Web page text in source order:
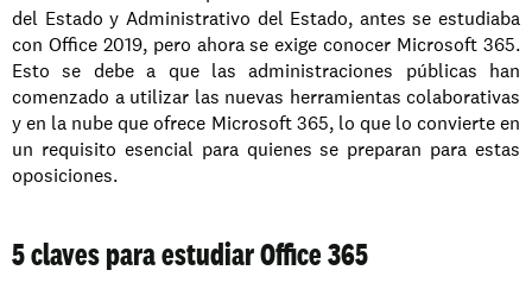
del Estado y Administrativo del Estado, antes se estudiaba
con Office 2019, pero ahora se exige conocer Microsoft 365.
Esto se debe a que las administraciones públicas han
comenzado a utilizar las nuevas herramientas colaborativas
y en la nube que ofrece Microsoft 365, lo que lo convierte en
un requisito esencial para quienes se preparan para estas
oposiciones.
5 claves para estudiar Office 365